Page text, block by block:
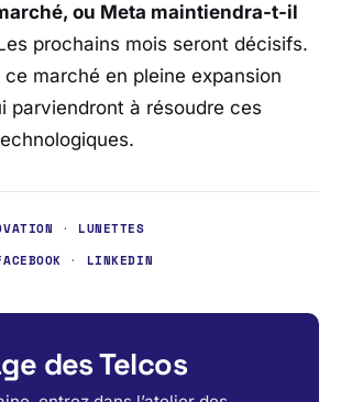
ou Meta maintiendra-t-il
prochains mois seront décisifs.
marché en pleine expansion
parviendront à résoudre ces
· LUNETTES
· LINKEDIN
des Telcos